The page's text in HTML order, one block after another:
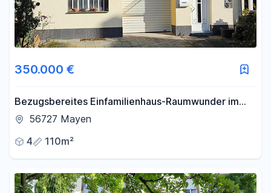
350.000 €
Bezugsbereites Einfamilienhaus-Raumwunder im
Zentrum von Mayen – provisionsfrei!
56727 Mayen
4
110m²